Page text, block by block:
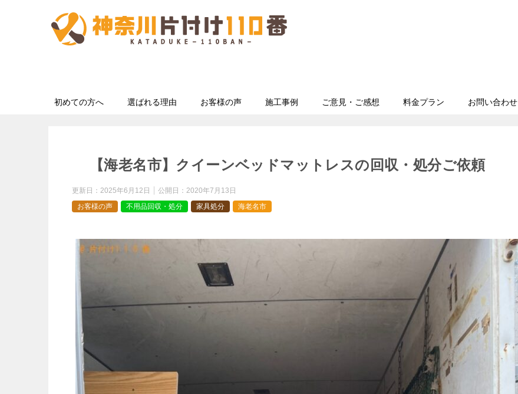
初めての方へ 選ばれる理由 お客様の声 施工事例 ご意見・ご感想 料金プラン お問い合わせ
【海老名市】クイーンベッドマットレスの回収・処分ご依頼
更新日： 2025年6月12日 公開日： 2020年7月13日
お客様の声
不用品回収・処分 家具処分 海老名市